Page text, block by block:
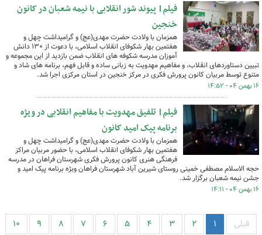
فیلم| پیوند شور انقلابی با نیمه شعبان در کانون
خنجین
همزمان با ولادت حضرت مهدی(عج) و گرامیداشت چهل و
هفتمین بهار شکوفای انقلاب اسلامی، با دعوت از ۱۳۰ دانش
آموزان مدرسه شکوفه های انقلاب ضمن بازدید از این مجموعه و
تبیین دستاوردهای انقلاب، و مفاهیم مهدویت به زبانی ساده و قابل فهم، برنامه های شاد و
متنوع توسط مربیان کانون پرورش فکری در مرکز خنجین در استان مرکزی اجرا شد.
۱۶ بهمن ۰۴ - ۱۴:۵۲
فیلم| تلفیق مهدویت با مفاهیم انقلابی در ویژه
برنامه پیک امید کانون
همزمان با ولادت حضرت مهدی(عج) و گرامیداشت چهل و
هفتمین بهار شکوفای انقلاب اسلامی، با حضور مربیان مراکز
فرهنگی هنری کانون پرورش فکری شهرستان فراهان در مدرسه
حجه الاسلام مصطفی خمینی روستای شیرین آباد شهرستان فراهان وبژه برنامه پیک امید و
جشن نیمه شعبان برگزار شد.
۱۶ بهمن ۰۴ - ۱۴:۱۱
قبلی ۱ ۲ ۳ ۴ ۵ ۶ ۷ ۸ ۹ ۱۰